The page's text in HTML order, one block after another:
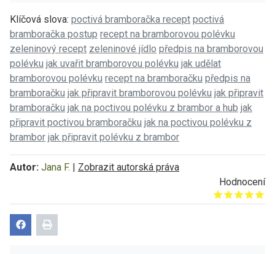
Klíčová slova: poctivá bramboračka recept poctivá
bramboračka postup recept na bramborovou polévku
zeleninový recept zeleninové jídlo předpis na bramborovou
polévku jak uvařit bramborovou polévku jak udělat
bramborovou polévku recept na bramboračku předpis na
bramboračku jak připravit bramborovou polévku jak připravit
bramboračku jak na poctivou polévku z brambor a hub jak
připravit poctivou bramboračku jak na poctivou polévku z
brambor jak připravit polévku z brambor
Autor: Jana F. | Zobrazit autorská práva
Hodnocení
Give it 1/5
Give it 2/5
Give it 3/5
Give it 4/5
Give it 5/5